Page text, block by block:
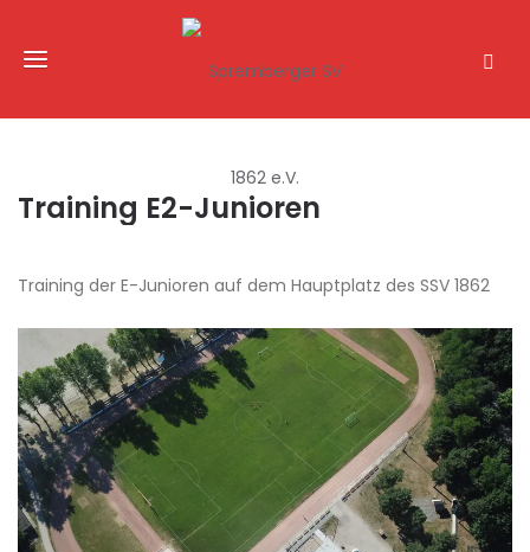
Training E2-Junioren
Training der E-Junioren auf dem Hauptplatz des SSV 1862